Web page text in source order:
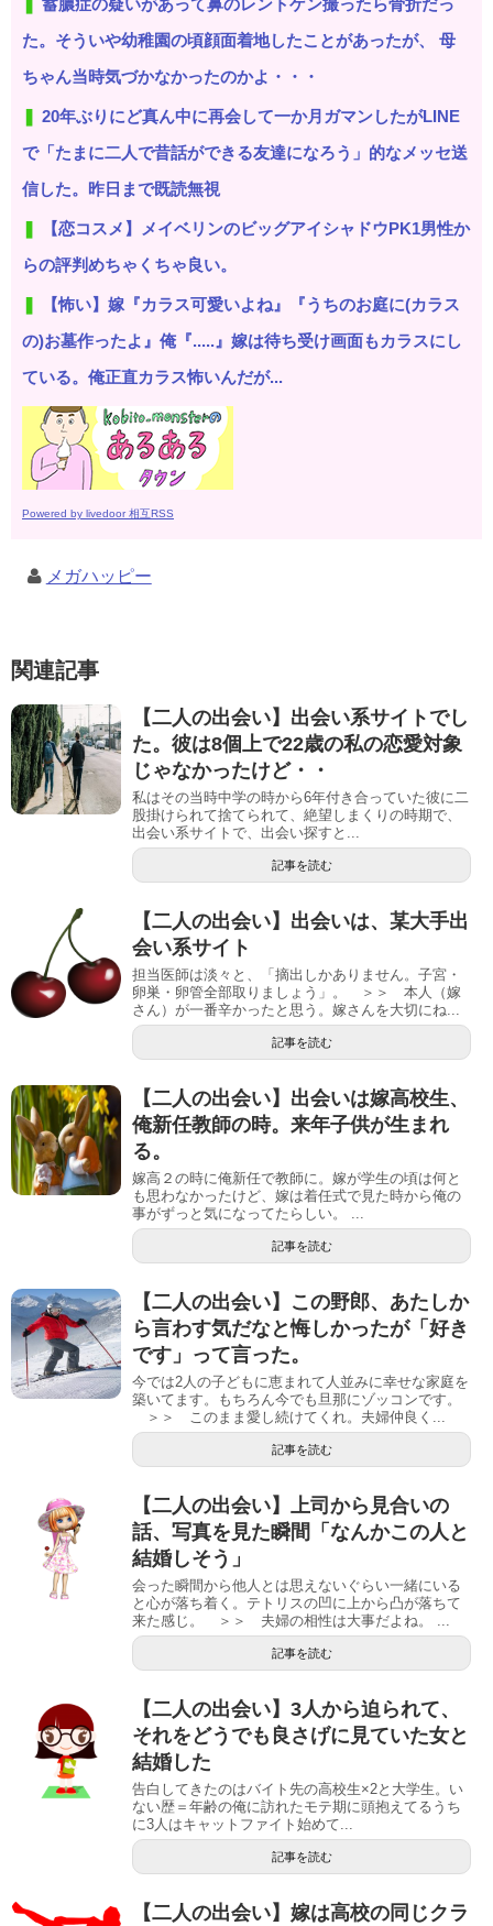
た。そういや幼稚園の頃顔面着地したことがあったが、 母
ちゃん当時気づかなかったのかよ・・・
20年ぶりにど真ん中に再会して一か月ガマンしたがLINE
で「たまに二人で昔話ができる友達になろう」的なメッセ送
信した。昨日まで既読無視
【恋コスメ】メイベリンのビッグアイシャドウPK1男性か
らの評判めちゃくちゃ良い。
【怖い】嫁『カラス可愛いよね』『うちのお庭に(カラス
の)お墓作ったよ』俺『.....』嫁は待ち受け画面もカラスにし
ている。俺正直カラス怖いんだが...
Powered by livedoor 相互RSS
メガハッピー
関連記事
【二人の出会い】出会い系サイトでし
た。彼は8個上で22歳の私の恋愛対象
じゃなかったけど・・
私はその当時中学の時から6年付き合っていた彼に二
股掛けられて捨てられて、絶望しまくりの時期で、
出会い系サイトで、出会い探すと...
記事を読む
【二人の出会い】出会いは、某大手出
会い系サイト
担当医師は淡々と、「摘出しかありません。子宮・
卵巣・卵管全部取りましょう」。 ＞＞ 本人（嫁
さん）が一番辛かったと思う。嫁さんを大切にね...
記事を読む
【二人の出会い】出会いは嫁高校生、
俺新任教師の時。来年子供が生まれ
る。
嫁高２の時に俺新任で教師に。嫁が学生の頃は何と
も思わなかったけど、嫁は着任式で見た時から俺の
事がずっと気になってたらしい。 ...
記事を読む
【二人の出会い】この野郎、あたしか
ら言わす気だなと悔しかったが「好き
です」って言った。
今では2人の子どもに恵まれて人並みに幸せな家庭を
築いてます。もちろん今でも旦那にゾッコンです。
＞＞ このまま愛し続けてくれ。夫婦仲良く...
記事を読む
【二人の出会い】上司から見合いの
話、写真を見た瞬間「なんかこの人と
結婚しそう」
会った瞬間から他人とは思えないぐらい一緒にいる
と心が落ち着く。テトリスの凹に上から凸が落ちて
来た感じ。 ＞＞ 夫婦の相性は大事だよね。 ...
記事を読む
【二人の出会い】3人から迫られて、
それをどうでも良さげに見ていた女と
結婚した
告白してきたのはバイト先の高校生×2と大学生。い
ない歴＝年齢の俺に訪れたモテ期に頭抱えてるうち
に3人はキャットファイト始めて...
記事を読む
【二人の出会い】嫁は高校の同じクラ